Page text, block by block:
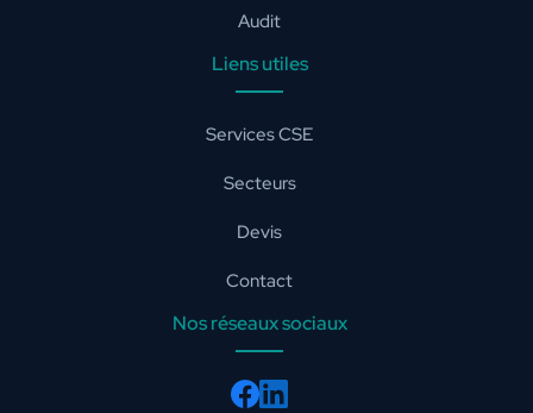
Audit
Liens utiles
Services CSE
Secteurs
Devis
Contact
Nos réseaux sociaux